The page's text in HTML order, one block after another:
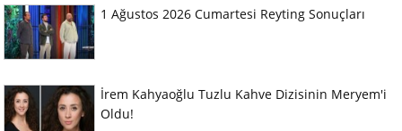
1 Ağustos 2026 Cumartesi Reyting Sonuçları
İrem Kahyaoğlu Tuzlu Kahve Dizisinin Meryem'i
Oldu!